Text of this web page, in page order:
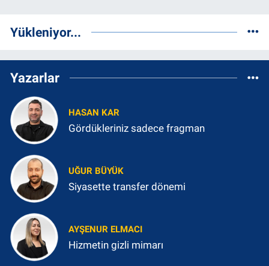
Yükleniyor...
Yazarlar
HASAN KAR
Gördükleriniz sadece fragman
UĞUR BÜYÜK
Siyasette transfer dönemi
AYŞENUR ELMACI
Hizmetin gizli mimarı